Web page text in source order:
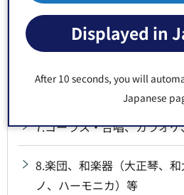
Displayed in
After 10 seconds, you will
Japanese
4.文学研究、読書会等
5.詩歌、俳句・連句、川柳
6.民謡、端唄、詩吟等
7.コーラス・合唱、カラオ
8.楽団、和楽器（大正琴、
ノ、ハーモニカ）等